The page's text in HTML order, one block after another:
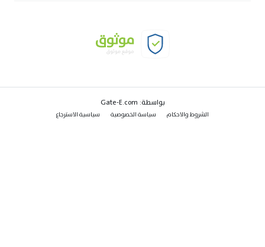
بواسطة: Gate-E.com
الشروط والاحكام سياسة الخصوصية سياسية الاسترجاع